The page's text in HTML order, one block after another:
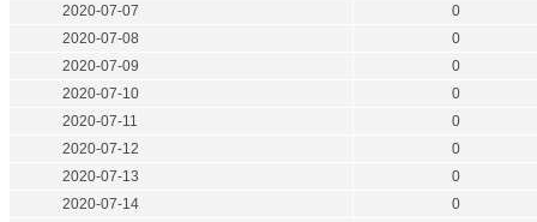
2020-07-07
0
2020-07-08
0
2020-07-09
0
2020-07-10
0
2020-07-11
0
2020-07-12
0
2020-07-13
0
2020-07-14
0